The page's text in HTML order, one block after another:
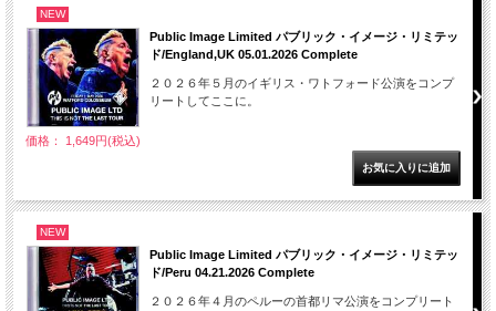
NEW
Public Image Limited パブリック・イメージ・リミテッ
ド/England,UK 05.01.2026 Complete
２０２６年５月のイギリス・ワトフォード公演をコンプ
リートしてここに。
価格： 1,649円(税込)
NEW
Public Image Limited パブリック・イメージ・リミテッ
ド/Peru 04.21.2026 Complete
２０２６年４月のペルーの首都リマ公演をコンプリート